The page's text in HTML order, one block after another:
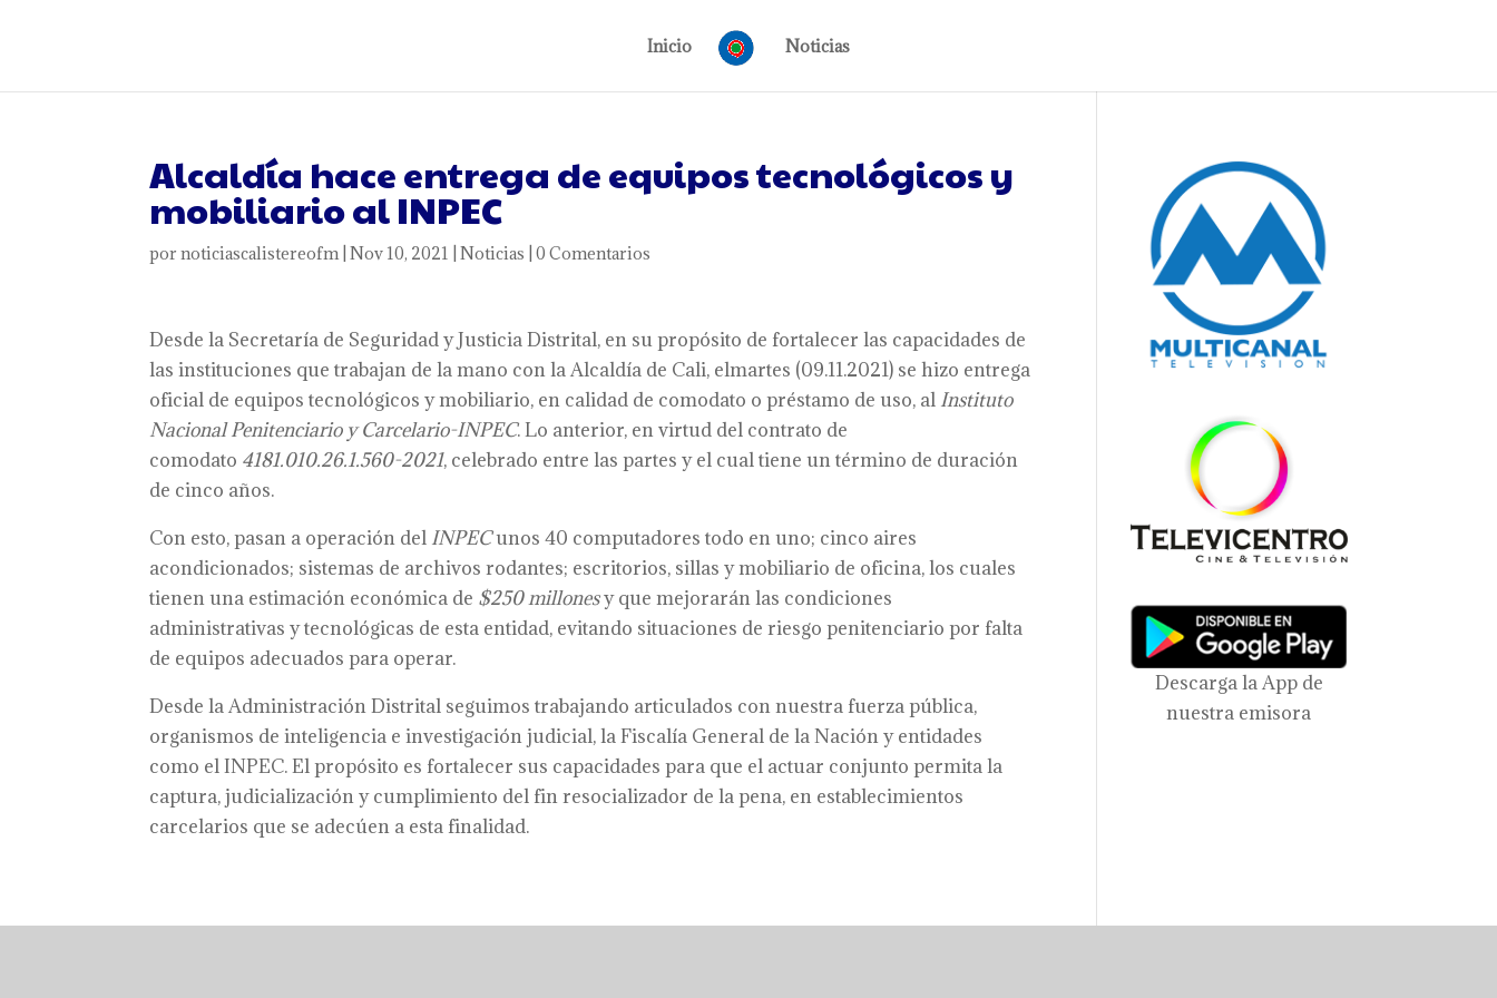
Inicio Noticias
Alcaldía hace entrega de equipos tecnológicos y
mobiliario al INPEC
pornoticiascalistereofm|Nov 10, 2021 |Noticias |0 Comentarios
Desde la Secretaría de Seguridad y Justicia Distrital, en su propósito de fortalecer las capacidades de
las instituciones que trabajan de la mano con la Alcaldía de Cali, elmartes (09.11.2021) se hizo entrega
oficial de equipos tecnológicos y mobiliario, en calidad de comodato o préstamo de uso, al Instituto
Nacional Penitenciario y Carcelario-INPEC. Lo anterior, en virtud del contrato de
comodato 4181.010.26.1.560-2021, celebrado entre las partes y el cual tiene un término de duración
de cinco años.
Con esto, pasan a operación del INPECunos 40 computadores todo en uno; cinco aires
acondicionados; sistemas de archivos rodantes; escritorios, sillas y mobiliario de oficina, los cuales
tienen una estimación económica de $250 millonesy que mejorarán las condiciones
administrativas y tecnológicas de esta entidad, evitando situaciones de riesgo penitenciario por falta
de equipos adecuados para operar.
Desde la Administración Distrital seguimos trabajando articulados con nuestra fuerza pública,
organismos de inteligencia e investigación judicial, la Fiscalía General de la Nación y entidades
como el INPEC. El propósito es fortalecer sus capacidades para que el actuar conjunto permita la
captura, judicialización y cumplimiento del fin resocializador de la pena, en establecimientos
carcelarios que se adecúen a esta finalidad.
Descarga la App de
nuestra emisora